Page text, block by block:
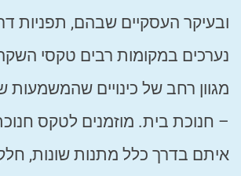
ובעיקר העסקיים שבהם, תפניות
נערכים במקומות רבים טקסי
מגוון רחב של כינויים
– חנוכת בית. מוזמנים לטקס
איתם בדרך כלל מתנות שונות, חלקן